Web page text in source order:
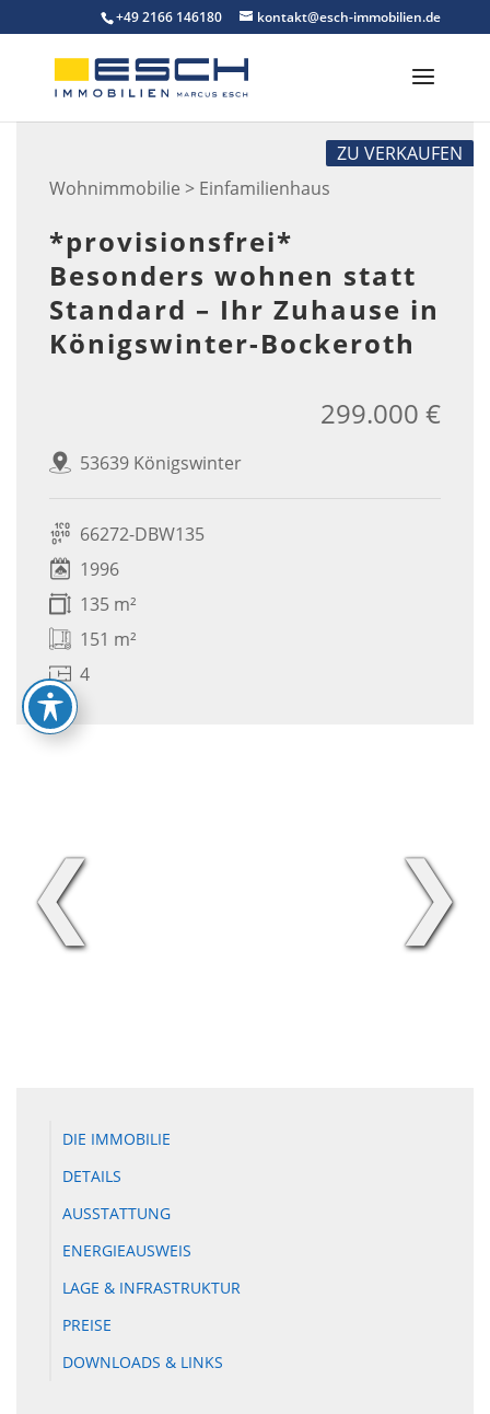
to
content
+49 2166 146180 kontakt@esch-immobilien.de
Wohnimmobilie > Einfamilienhaus
ZU VERKAUFEN
*provisionsfrei*
Besonders wohnen statt
Standard – Ihr Zuhause in
Königswinter-Bockeroth
53639 Königswinter
299.000 €
66272-DBW135
1996
135 m²
151 m²
4
❮ ❯
DIE IMMOBILIE
DETAILS
AUSSTATTUNG
ENERGIEAUSWEIS
LAGE & INFRASTRUKTUR
PREISE
DOWNLOADS & LINKS